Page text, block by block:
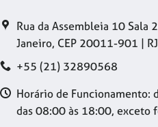
Rua da Assembleia 10 Sala
Janeiro, CEP 20011-901 | RJ
+55 (21) 32890568
Horário de Funcionamento:
das 08:00 às 18:00, exceto